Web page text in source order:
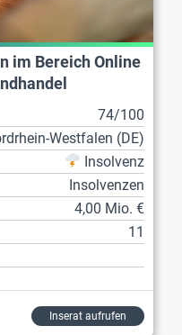
im Bereich Online
74/100
Westfalen (DE)
Insolvenz
Insolvenzen
4,00 Mio. €
11
Inserat aufrufen